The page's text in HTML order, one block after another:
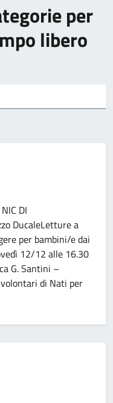
per
libero
DI
DucaleLetture a
per bambini/e dai
12/12 alle 16.30
G. Santini –
di Nati per